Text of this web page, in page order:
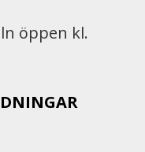
öppen kl.